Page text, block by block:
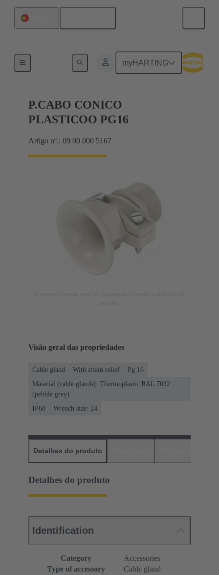
myHARTING
P.CABO CONICO
PLASTICOO PG16
Artigo nº.: 09 00 000 5167
Visão geral das propriedades
Cable gland With strain relief
Pg 16
Material (cable glands): Thermoplastic RAL 7032
(pebble grey)
IP68
Wrench size: 24
Detalhes do produto
Detalhes do produto
Identification
Category
Accessories
Type of accessory
Cable gland